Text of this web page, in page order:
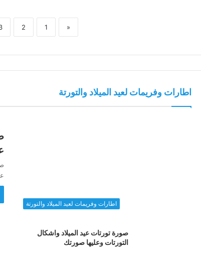
«
1
2
اطارات وفريمات لعيد الميلاد والتورتة
اطارات وفريمات لعيد الميلاد والتورتة
صورة تورتات عيد الميلاد واشكال
التورتات وعليها صورتك